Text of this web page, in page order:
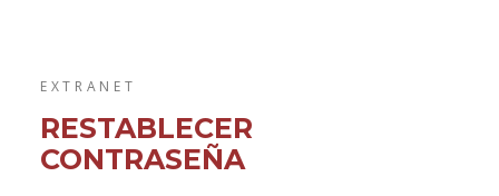
EXTRANET
RESTABLECER
CONTRASEÑA